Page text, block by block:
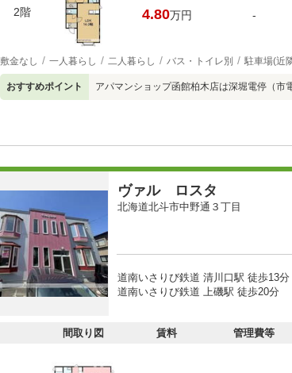
2階 4.80万円 -
敷金なし 一人暮らし 二人暮らし バス・トイレ別 駐車場(近
おすすめポイント アパマンショップ函館柏木店は深堀電停（市
ヴァル ロスタ
北海道北斗市中野通３丁目
道南いさりび鉄道 清川口駅 徒歩13分
道南いさりび鉄道 上磯駅 徒歩20分
間取り図 賃料 管理費等